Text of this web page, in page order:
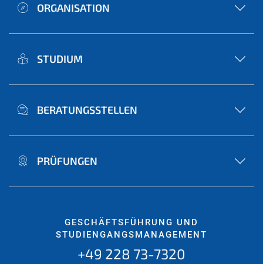
ORGANISATION
STUDIUM
BERATUNGSSTELLEN
PRÜFUNGEN
GESCHÄFTSFÜHRUNG UND
STUDIENGANGSMANAGEMENT
+49 228 73-7320